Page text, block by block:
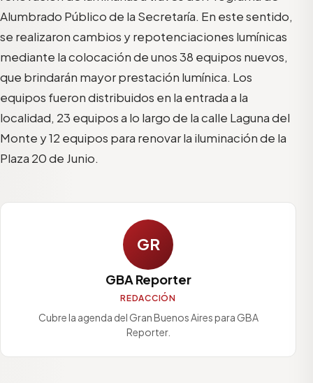
Alumbrado Público de la Secretaría. En este sentido,
se realizaron cambios y repotenciaciones lumínicas
mediante la colocación de unos 38 equipos nuevos,
que brindarán mayor prestación lumínica. Los
equipos fueron distribuidos en la entrada a la
localidad, 23 equipos a lo largo de la calle Laguna del
Monte y 12 equipos para renovar la iluminación de la
Plaza 20 de Junio.
GR
GBA Reporter
REDACCIÓN
Cubre la agenda del Gran Buenos Aires para GBA
Reporter.